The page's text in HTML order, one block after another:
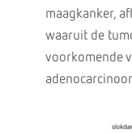
maagkanker,
waaruit de
voorkomende